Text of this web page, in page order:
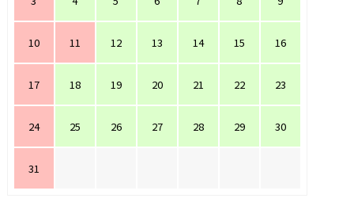
10 11 12 13 14 15 16
17 18 19 20 21 22 23
24 25 26 27 28 29 30
31